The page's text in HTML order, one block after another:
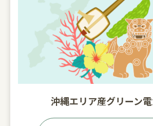
沖縄エリア産グリーン